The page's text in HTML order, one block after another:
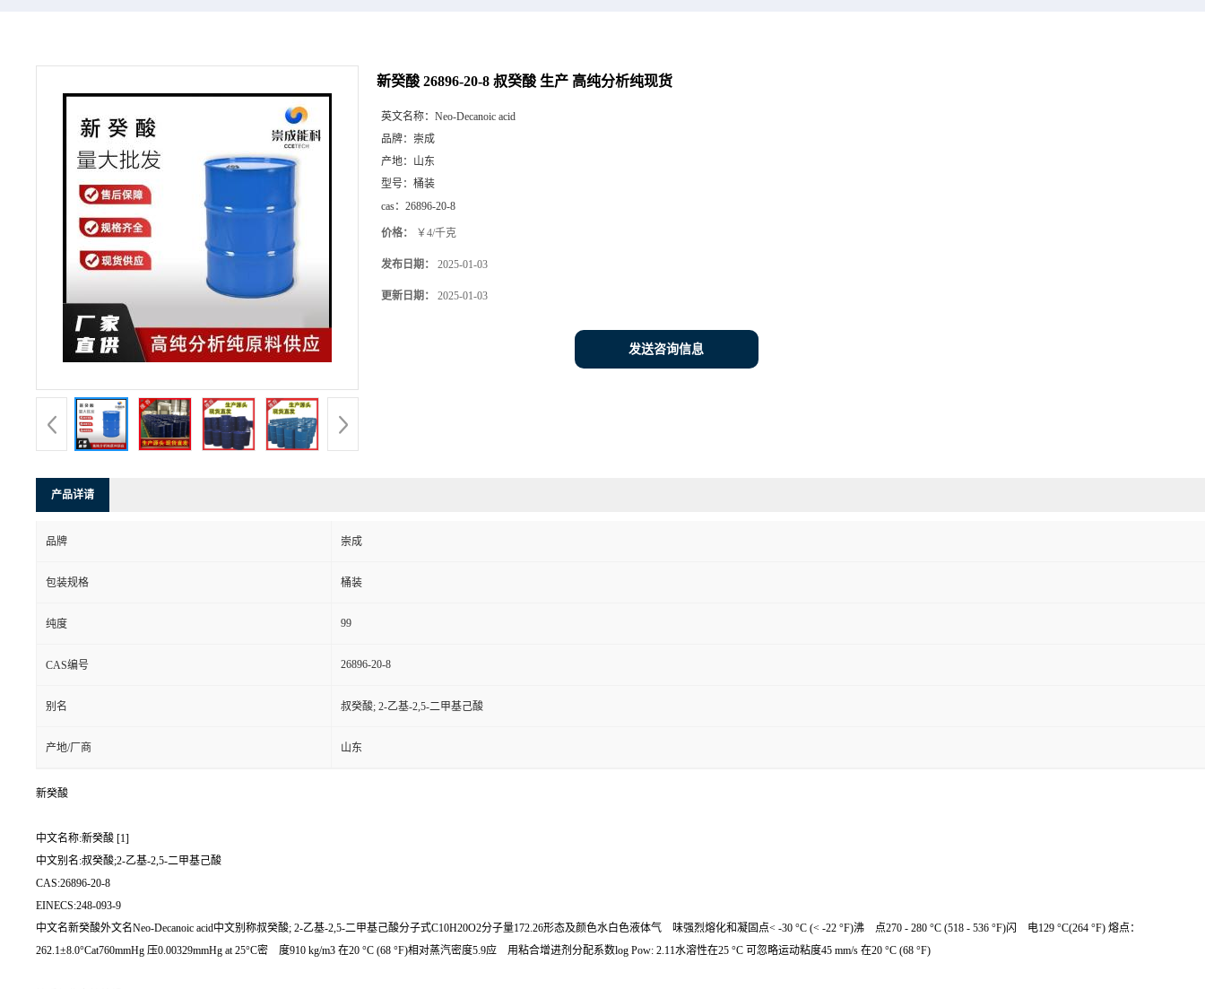
新癸酸 26896-20-8 叔癸酸 生产 高纯分析纯现货
英文名称： Neo-Decanoic acid
品牌： 崇成
产地： 山东
型号： 桶装
cas： 26896-20-8
价格： ￥4/千克
发布日期： 2025-01-03
更新日期： 2025-01-03
发送咨询信息
产品详请
品牌 崇成
包装规格 桶装
纯度 99
CAS编号 26896-20-8
别名 叔癸酸; 2-乙基-2,5-二甲基己酸
产地/厂商 山东
新癸酸
中文名称:新癸酸 [1]
中文别名:叔癸酸;2-乙基-2,5-二甲基己酸
CAS:26896-20-8
EINECS:248-093-9
中文名新癸酸外文名Neo-Decanoic acid中文别称叔癸酸; 2-乙基-2,5-二甲基己酸分子式C10H20O2分子量172.26形态及颜色水白色液体气 味强烈熔化和凝固点< -30 °C (< -22 °F)沸 点270 - 280 °C (518 - 536 °F)闪 电129 °C(264 °F) 熔点：
262.1±8.0°Cat760mmHg 压0.00329mmHg at 25°C密 度910 kg/m3 在20 °C (68 °F)相对蒸汽密度5.9应 用粘合增进剂分配系数log Pow: 2.11水溶性在25 °C 可忽略运动粘度45 mm/s 在20 °C (68 °F)